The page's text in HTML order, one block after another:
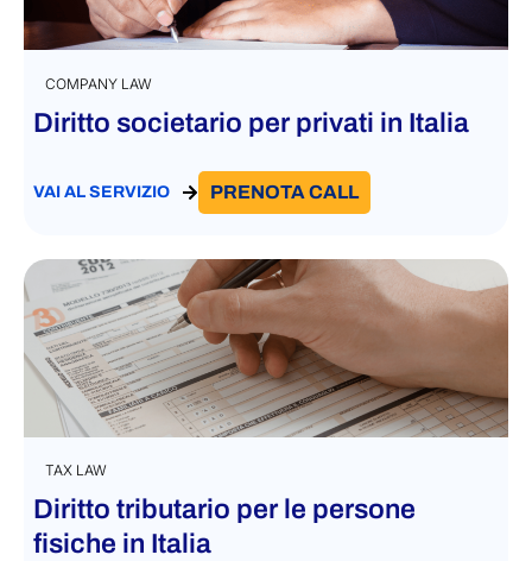
COMPANY LAW
Diritto societario per privati in Italia
VAI AL SERVIZIO PRENOTA CALL
TAX LAW
Diritto tributario per le persone
fisiche in Italia